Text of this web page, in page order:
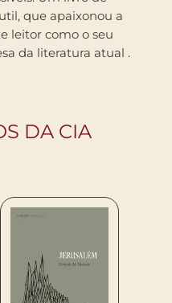
que apaixonou a
leitor como o seu
da literatura atual .
DA CIA